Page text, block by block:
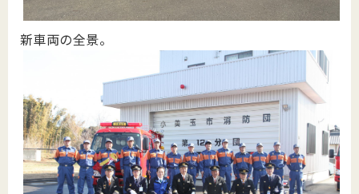
新車両の全景。